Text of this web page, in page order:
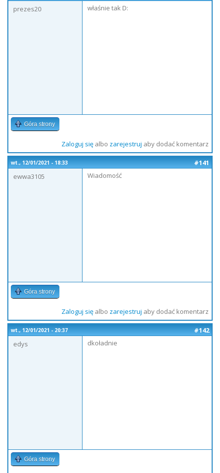
prezes20
właśnie tak D:
Góra strony
Zaloguj sięalbo zarejestruj aby dodać komentarz
wt., 12/01/2021 - 18:33
#141
ewwa3105
Wiadomość
Góra strony
Zaloguj sięalbo zarejestruj aby dodać komentarz
wt., 12/01/2021 - 20:37
#142
edys
dkoładnie
Góra strony